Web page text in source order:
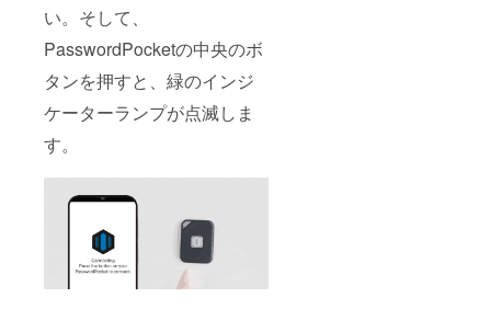
い。そして、
PasswordPocketの中央のボ
タンを押すと、緑のインジ
ケーターランプが点滅しま
す。